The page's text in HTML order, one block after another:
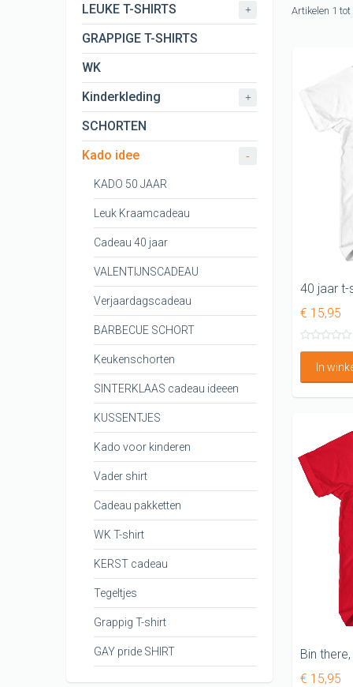
ORANJE
Artikelen 1
40 jaar t-
€ 15,95
In
Bin
€ 15,95
LEUKE T-SHIRTS
+
GRAPPIGE T-SHIRTS
WK
Kinderkleding
+
SCHORTEN
Kado idee
-
KADO 50 JAAR
Leuk Kraamcadeau
Cadeau 40 jaar
VALENTIJNSCADEAU
Verjaardagscadeau
BARBECUE SCHORT
Keukenschorten
SINTERKLAAS cadeau ideeen
KUSSENTJES
Kado voor kinderen
Vader shirt
Cadeau pakketten
WK T-shirt
KERST cadeau
Tegeltjes
Grappig T-shirt
GAY pride SHIRT